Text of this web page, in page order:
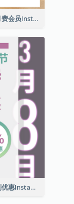
瑜伽课程月费会员Instagram帖子
妇女节特别优惠Instagram限时动态